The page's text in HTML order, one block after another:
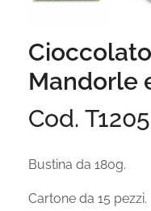
Mandorle
Cod. T1205
Bustina da 180g.
Cartone da 15 pezzi.